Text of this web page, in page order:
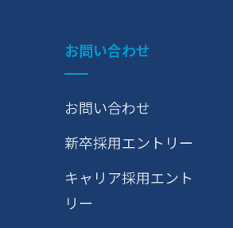
お問い合わせ
お問い合わせ
新卒採用エントリー
キャリア採用エント
リー